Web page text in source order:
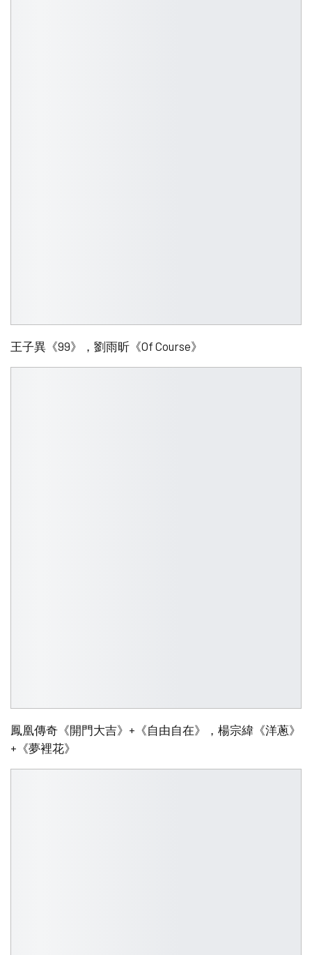
王子異《99》，劉雨昕《Of Course》
鳳凰傳奇《開門大吉》+《自由自在》，楊宗緯《洋蔥》
+《夢裡花》